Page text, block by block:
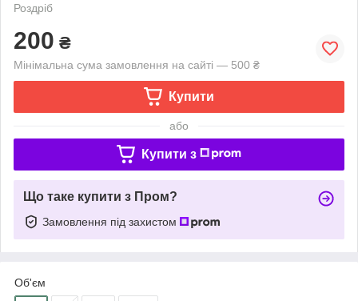
Роздріб
200 ₴
Мінімальна сума замовлення на сайті — 500 ₴
Купити
або
Купити з
Що таке купити з Пром?
Замовлення під захистом
Об'єм